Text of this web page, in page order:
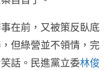
在前，又被策反臥底
但綠營並不領情，完
話。民進黨立委林俊